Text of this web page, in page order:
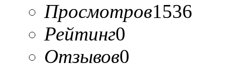
Просмотров1536
Рейтинг0
Отзывов0